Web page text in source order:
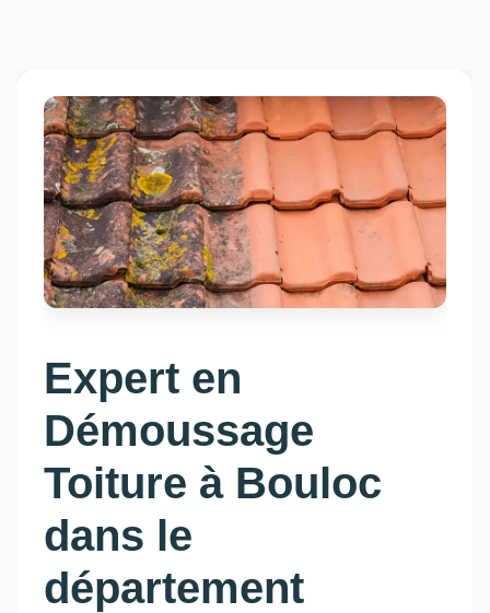
Expert en
Démoussage
Toiture à Bouloc
dans le
département